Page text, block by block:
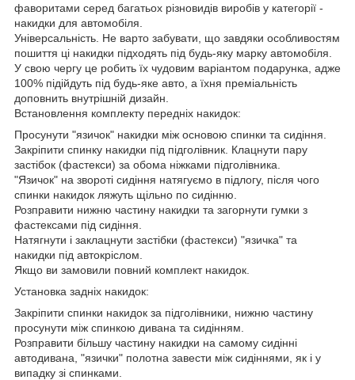
фаворитами серед багатьох різновидів виробів у категорії -
накидки для автомобіля.
Універсальність. Не варто забувати, що завдяки особливостям
пошиття ці накидки підходять під будь-яку марку автомобіля.
У свою чергу це робить їх чудовим варіантом подарунка, адже
100% підійдуть під будь-яке авто, а їхня преміальність
доповнить внутрішній дизайн.
Встановлення комплекту передніх накидок:
Просунути "язичок" накидки між основою спинки та сидіння.
Закріпити спинку накидки під підголівник. Клацнути пару
застібок (фастекси) за обома ніжками підголівника.
"Язичок" на звороті сидіння натягуємо в підлогу, після чого
спинки накидок ляжуть щільно по сидінню.
Розправити нижню частину накидки та загорнути гумки з
фастексами під сидіння.
Натягнути і заклацнути застібки (фастекси) "язичка" та
накидки під автокріслом.
Якщо ви замовили повний комплект накидок.
Установка задніх накидок:
Закріпити спинки накидок за підголівники, нижню частину
просунути між спинкою дивана та сидінням.
Розправити більшу частину накидки на самому сидінні
автодивана, "язички" полотна завести між сидіннями, як і у
випадку зі спинками.